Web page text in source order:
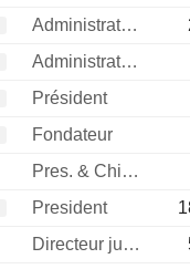
Administrateur
Administrateur
Président
Fondateur
Pres. & Chief Customer Officer
President
Directeur juridique